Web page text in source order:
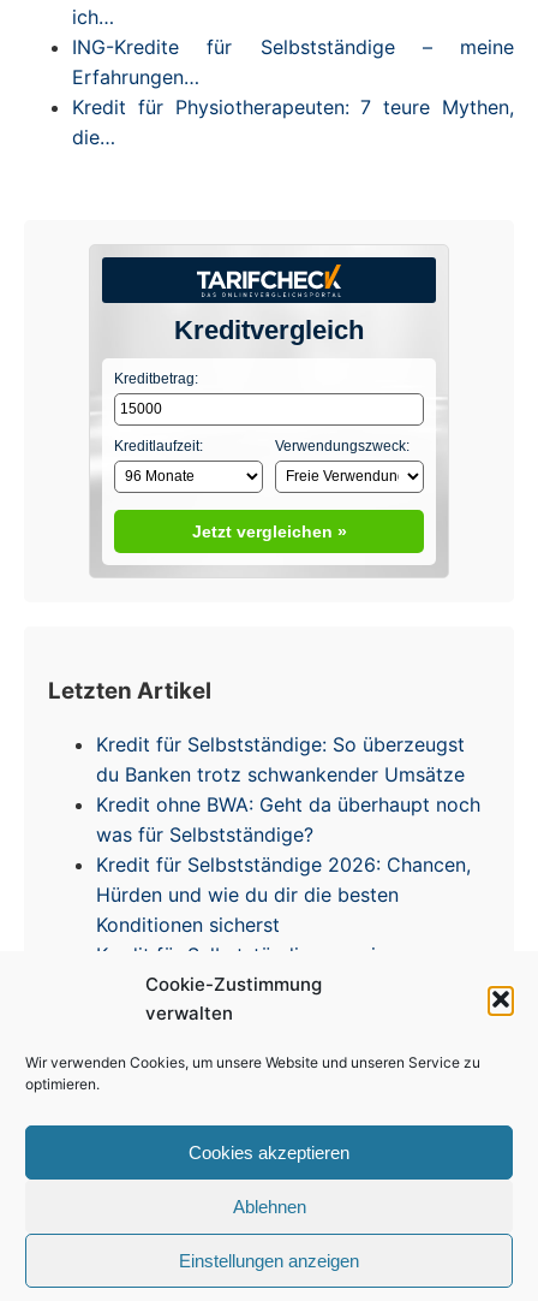
Cookie-Zustimmung
verwalten
Wir verwenden Cookies, um unsere Website und unseren Service zu
optimieren.
Cookies akzeptieren
Ablehnen
Einstellungen anzeigen
ich…
ING-Kredite für Selbstständige – meine
Erfahrungen…
Kredit für Physiotherapeuten: 7 teure Mythen,
die…
Kreditvergleich
Kreditbetrag:
Kreditlaufzeit: Verwendungszweck:
Jetzt vergleichen »
Letzten Artikel
Kredit für Selbstständige: So überzeugst
du Banken trotz schwankender Umsätze
Kredit ohne BWA: Geht da überhaupt noch
was für Selbstständige?
Kredit für Selbstständige 2026: Chancen,
Hürden und wie du dir die besten
Konditionen sicherst
Kredit für Selbstständige – meine
Erfahrungen & Tipps zur Zinsentwicklung
Impressum | Disclaimer | Datenschutz | Cookie
Richtlinie
© 2026 Kredit für Selbstständige. Alle Rechte vorbehalten.